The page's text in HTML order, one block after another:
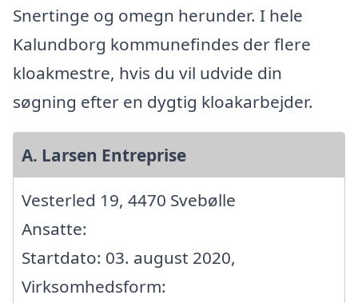
Snertinge og omegn herunder. I hele
Kalundborg kommunefindes der flere
kloakmestre, hvis du vil udvide din
søgning efter en dygtig kloakarbejder.
A. Larsen Entreprise
Vesterled 19, 4470 Svebølle
Ansatte:
Startdato: 03. august 2020,
Virksomhedsform: